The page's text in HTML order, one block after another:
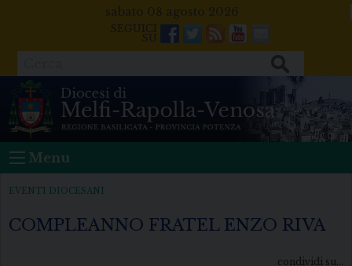
sabato 08 agosto 2026
Facebook
Twitter
FeedsYoutube
Mail
Menu
EVENTI DIOCESANI
COMPLEANNO FRATEL ENZO RIVA
condividi su...